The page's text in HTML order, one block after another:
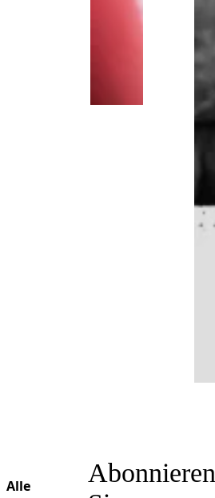
Alle
Abonnieren